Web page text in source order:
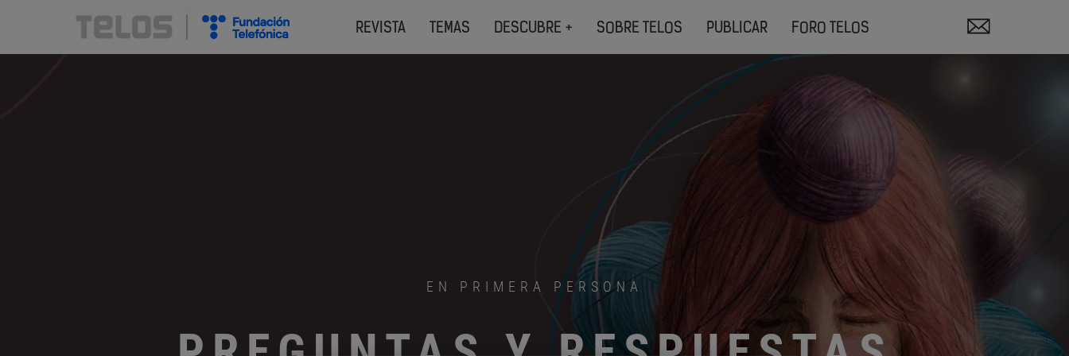
REVISTA TEMAS DESCUBRE + SOBRE TELOS PUBLICAR FORO TELOS
EN PRIMERA PERSONA